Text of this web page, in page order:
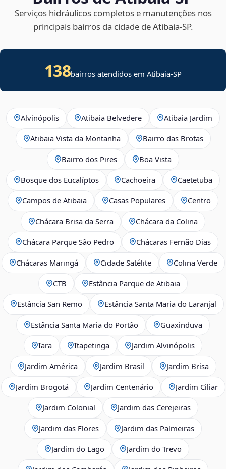
Serviços hidráulicos completos e manutenções nos
principais bairros da cidade de Atibaia‑SP.
138bairros atendidos em Atibaia-SP
Alvinópolis Atibaia Belvedere Atibaia Jardim
Atibaia Vista da Montanha Bairro das Brotas
Bairro dos Pires Boa Vista
Bosque dos Eucalíptos Cachoeira Caetetuba
Campos de Atibaia Casas Populares Centro
Chácara Brisa da Serra Chácara da Colina
Chácara Parque São Pedro Chácaras Fernão Dias
Chácaras Maringá Cidade Satélite Colina Verde
CTB Estância Parque de Atibaia
Estância San Remo Estância Santa Maria do Laranjal
Estância Santa Maria do Portão Guaxinduva
Iara Itapetinga Jardim Alvinópolis
Jardim América Jardim Brasil Jardim Brisa
Jardim Brogotá Jardim Centenário Jardim Ciliar
Jardim Colonial Jardim das Cerejeiras
Jardim das Flores Jardim das Palmeiras
Jardim do Lago Jardim do Trevo